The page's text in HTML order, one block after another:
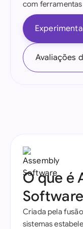
com
Avaliações
O que é
Criada pela
sistemas